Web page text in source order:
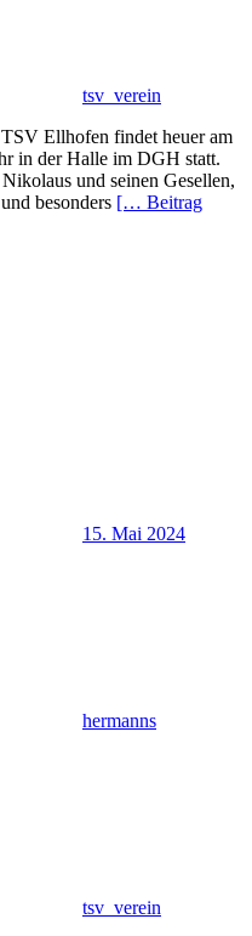
tsv_verein
Ellhofen findet heuer am
in der Halle im DGH statt.
und seinen Gesellen,
besonders [… Beitrag
15. Mai 2024
hermanns
tsv_verein